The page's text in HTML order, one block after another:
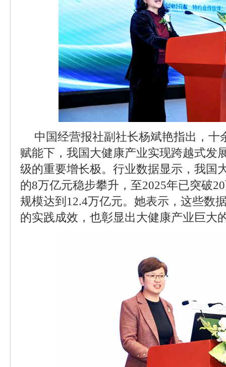
中国经营报社副社长杨斌艳指出，十
赋能下，我国大健康产业实现跨越式发
级的重要增长极。行业数据显示，我国
的8万亿元稳步攀升，至2025年已突破
规模达到12.4万亿元。她表示，这些数
的实践成效，也彰显出大健康产业巨大